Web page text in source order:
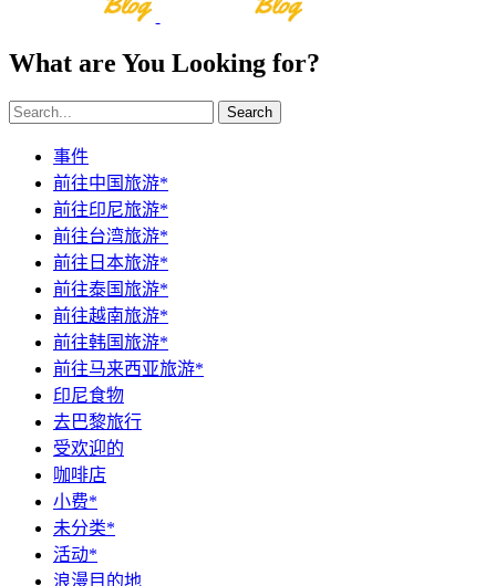
What are You Looking for?
Search
事件
前往中国旅游*
前往印尼旅游*
前往台湾旅游*
前往日本旅游*
前往泰国旅游*
前往越南旅游*
前往韩国旅游*
前往马来西亚旅游*
印尼食物
去巴黎旅行
受欢迎的
咖啡店
小费*
未分类*
活动*
浪漫目的地